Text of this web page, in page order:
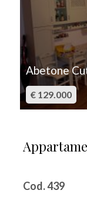
Abetone
€ 129.000
Cod. 439